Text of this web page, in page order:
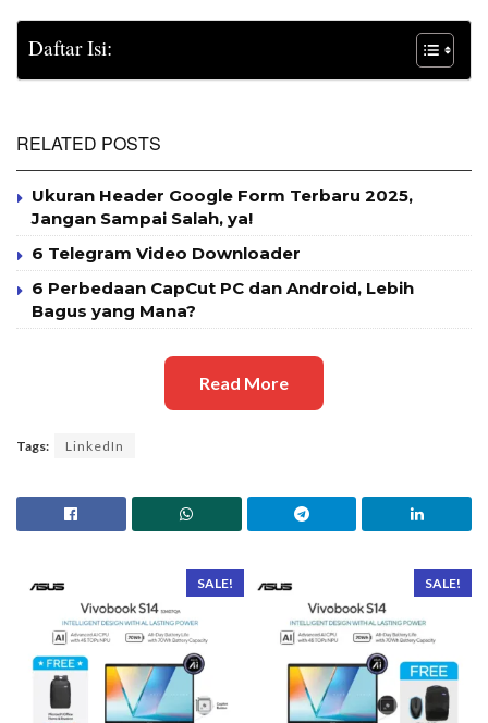
Daftar Isi:
RELATED POSTS
Ukuran Header Google Form Terbaru 2025,
Jangan Sampai Salah, ya!
6 Telegram Video Downloader
6 Perbedaan CapCut PC dan Android, Lebih
Bagus yang Mana?
Read More
Tags: LinkedIn
SALE! SALE!